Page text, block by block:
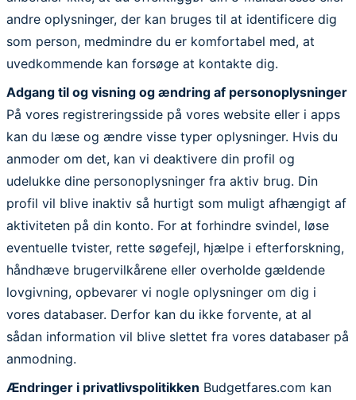
andre oplysninger, der kan bruges til at identificere dig
som person, medmindre du er komfortabel med, at
uvedkommende kan forsøge at kontakte dig.
Adgang til og visning og ændring af personoplysninger
På vores registreringsside på vores website eller i apps
kan du læse og ændre visse typer oplysninger. Hvis du
anmoder om det, kan vi deaktivere din profil og
udelukke dine personoplysninger fra aktiv brug. Din
profil vil blive inaktiv så hurtigt som muligt afhængigt af
aktiviteten på din konto. For at forhindre svindel, løse
eventuelle tvister, rette søgefejl, hjælpe i efterforskning,
håndhæve brugervilkårene eller overholde gældende
lovgivning, opbevarer vi nogle oplysninger om dig i
vores databaser. Derfor kan du ikke forvente, at al
sådan information vil blive slettet fra vores databaser på
anmodning.
Ændringer i privatlivspolitikken Budgetfares.com kan